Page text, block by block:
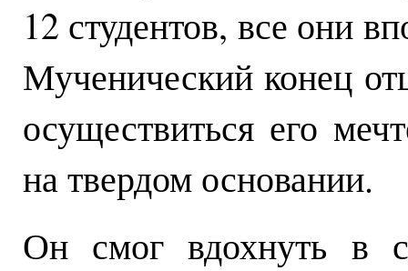
12 студентов, все они
Мученический конец
осуществиться его
на твердом основании.
Он смог вдохнуть в